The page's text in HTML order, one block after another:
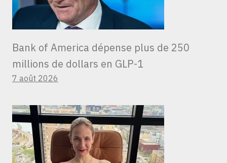
Bank of America dépense plus de 250
millions de dollars en GLP-1
7 août 2026